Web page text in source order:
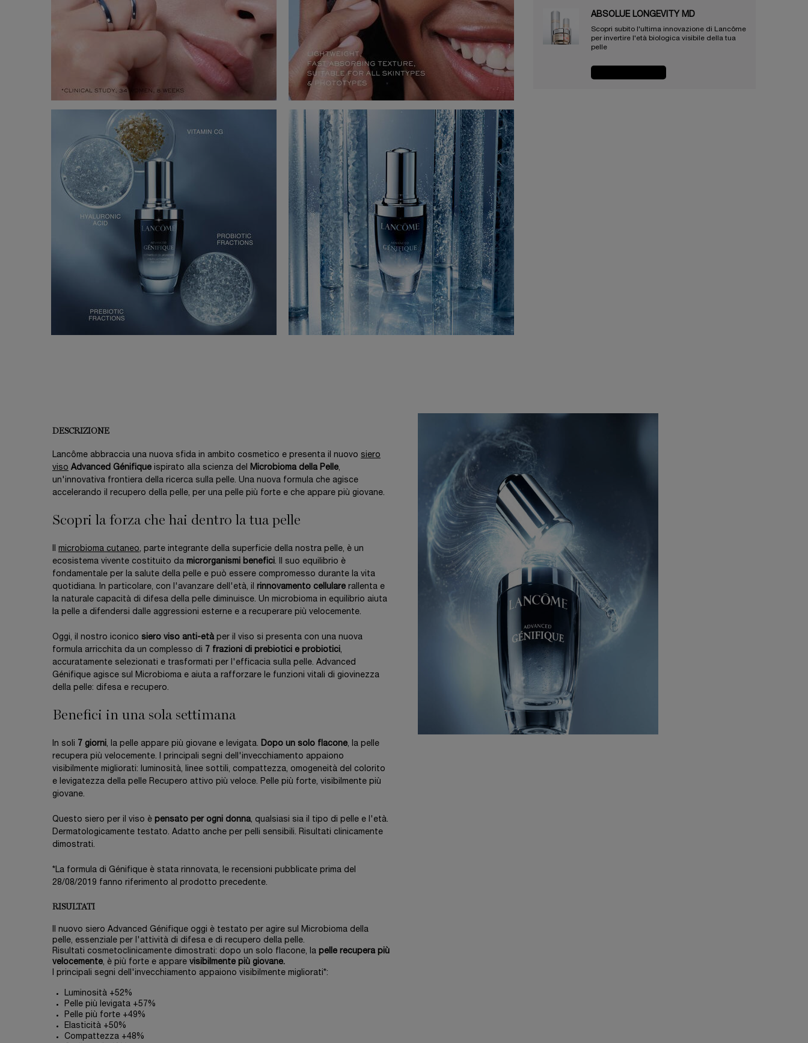
ABSOLUE LONGEVITY MD
Scopri subito l'ultima innovazione di Lancôme
per invertire l'età biologica visibile della tua
pelle
DESCRIZIONE
Lancôme abbraccia una nuova sfida in ambito cosmetico e presenta il nuovo siero
viso Advanced Génifique ispirato alla scienza del Microbioma della Pelle,
un'innovativa frontiera della ricerca sulla pelle. Una nuova formula che agisce
accelerando il recupero della pelle, per una pelle più forte e che appare più giovane.
Scopri la forza che hai dentro la tua pelle
microbioma cutaneo, parte integrante della superficie della nostra pelle, è un
ecosistema vivente costituito da microrganismi benefici . Il suo equilibrio è
fondamentale per la salute della pelle e può essere compromesso durante la vita
quotidiana. In particolare, con l'avanzare dell'età, il
rinnovamento cellulare rallenta e
la naturale capacità di difesa della pelle diminuisce. Un microbioma in equilibrio aiuta
la pelle a difendersi dalle aggressioni esterne e a recuperare più velocemente.
Oggi, il nostro iconico siero viso anti-etàper il viso si presenta con una nuova
formula arricchita da un complesso di
7 frazioni di prebiotici e probiotici ,
accuratamente selezionati e trasformati per l'efficacia sulla pelle. Advanced
Génifique agisce sul Microbioma e aiuta a rafforzare le funzioni vitali di giovinezza
della pelle: difesa e recupero.
Benefici in una sola settimana
In soli 7 giorni , la pelle appare più giovane e levigata. Dopo un solo flacone, la pelle
recupera più velocemente. I principali segni dell'invecchiamento appaiono
visibilmente migliorati: luminosità, linee sottili, compattezza, omogeneità del colorito
e levigatezza della pelle Recupero attivo più veloce. Pelle più forte, visibilmente più
giovane.
Questo siero per il viso è pensato per ogni donna, qualsiasi sia il tipo di pelle e l'età.
Dermatologicamente testato. Adatto anche per pelli sensibili. Risultati clinicamente
dimostrati.
*La formula di Génifique è stata rinnovata, le recensioni pubblicate prima del
28/08/2019 fanno riferimento al prodotto precedente.
RISULTATI
Il nuovo siero Advanced Génifique oggi è testato per agire sul Microbioma della
pelle, essenziale per l'attività di difesa e di recupero della pelle.
Risultati cosmetoclinicamente dimostrati: dopo un solo flacone, la pelle recupera più
velocemente, è più forte e appare visibilmente più giovane.
I principali segni dell'invecchiamento appaiono visibilmente migliorati*:
Luminosità +52%
Pelle più levigata +57%
Pelle più forte +49%
Elasticità +50%
Compattezza +48%